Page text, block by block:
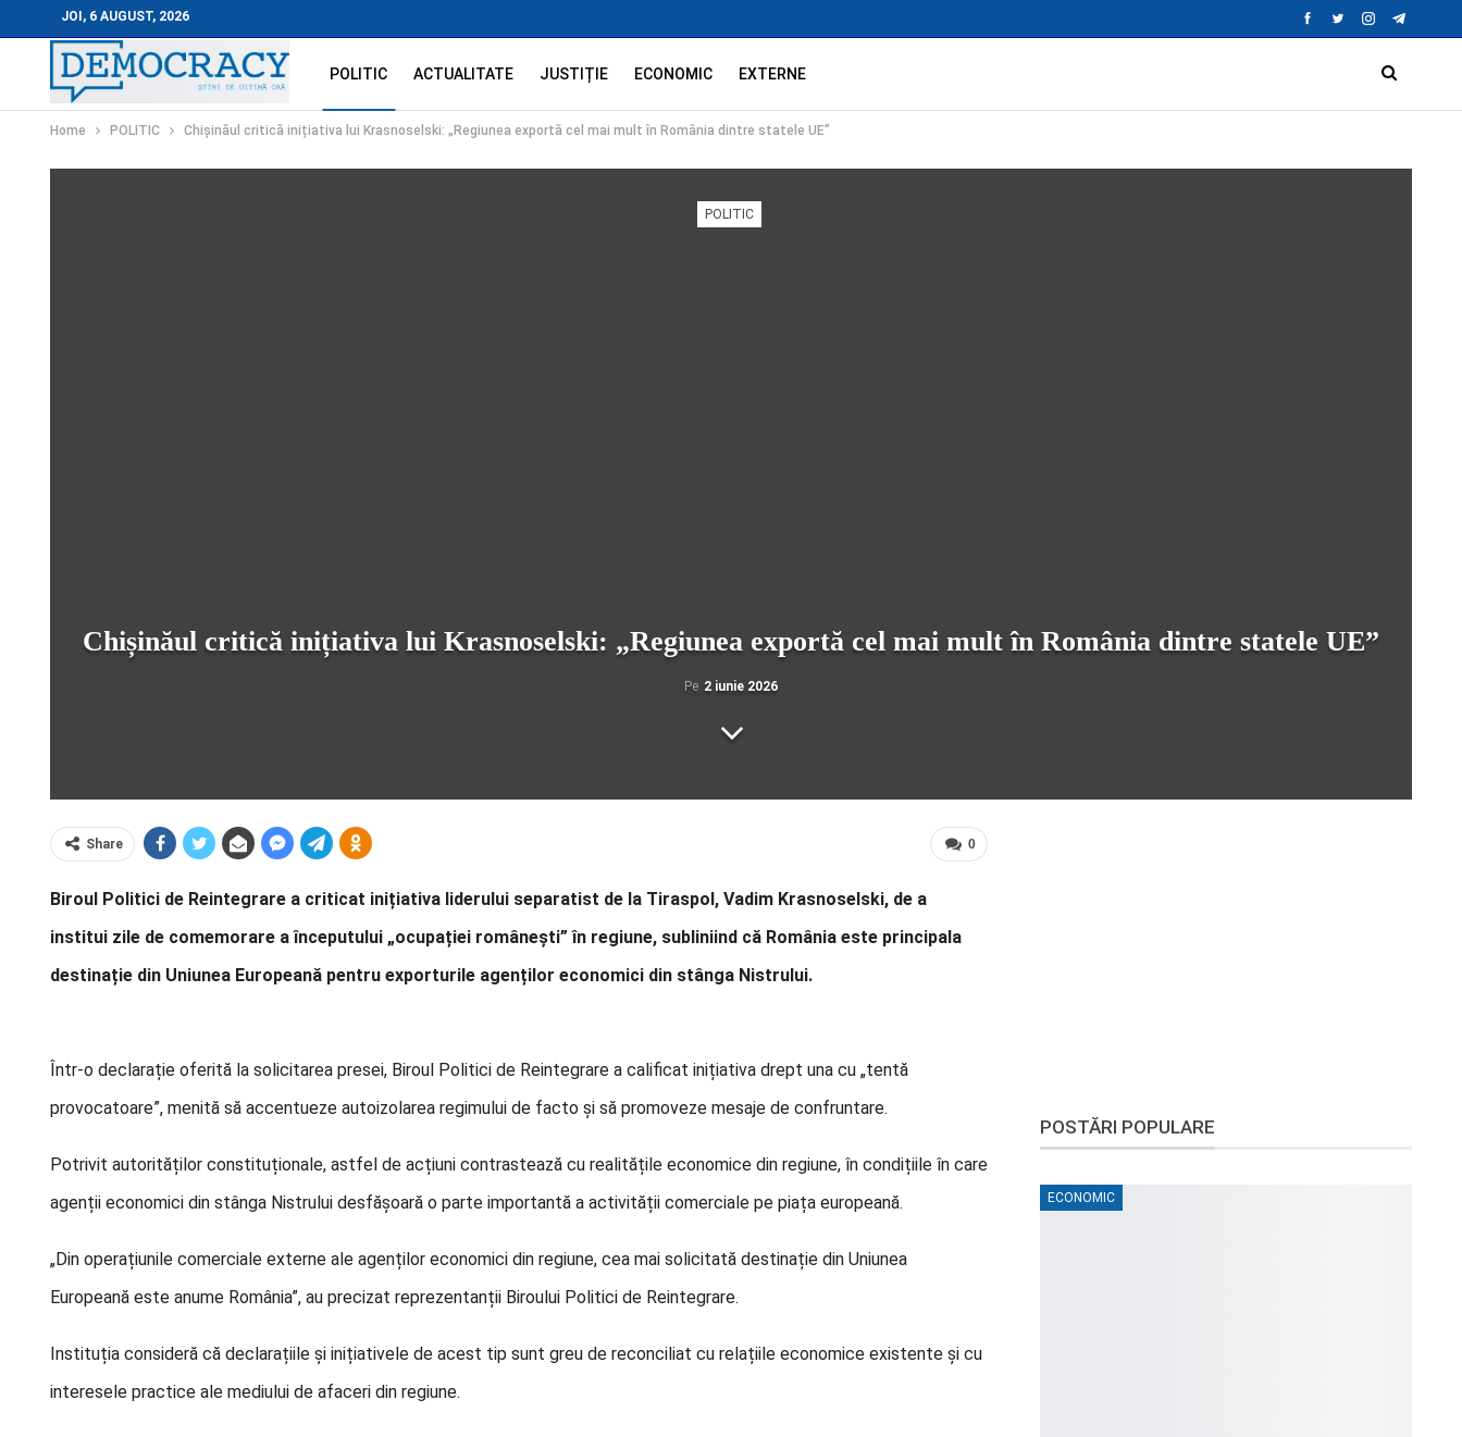
JOI, 6 AUGUST, 2026
POLITIC ACTUALITATE JUSTIȚIE ECONOMIC EXTERNE
Home POLITIC Chișinăul critică inițiativa lui Krasnoselski: „Regiunea exportă cel mai mult în România dintre statele UE”
POLITIC
Chișinăul critică inițiativa lui Krasnoselski: „Regiunea exportă cel mai mult în România dintre statele UE”
Pe 2 iunie 2026
0
Share
Biroul Politici de Reintegrare a criticat inițiativa liderului separatist de la Tiraspol, Vadim Krasnoselski, de a
institui zile de comemorare a începutului „ocupației românești” în regiune, subliniind că România este principala
destinație din Uniunea Europeană pentru exporturile agenților economici din stânga Nistrului.
Într-o declarație oferită la solicitarea presei, Biroul Politici de Reintegrare a calificat inițiativa drept una cu „tentă
provocatoare”, menită să accentueze autoizolarea regimului de facto și să promoveze mesaje de confruntare.
Potrivit autorităților constituționale, astfel de acțiuni contrastează cu realitățile economice din regiune, în condițiile în care
agenții economici din stânga Nistrului desfășoară o parte importantă a activității comerciale pe piața europeană.
„Din operațiunile comerciale externe ale agenților economici din regiune, cea mai solicitată destinație din Uniunea
Europeană este anume România”, au precizat reprezentanții Biroului Politici de Reintegrare.
Instituția consideră că declarațiile și inițiativele de acest tip sunt greu de reconciliat cu relațiile economice existente și cu
interesele practice ale mediului de afaceri din regiune.
POSTĂRI POPULARE
ECONOMIC